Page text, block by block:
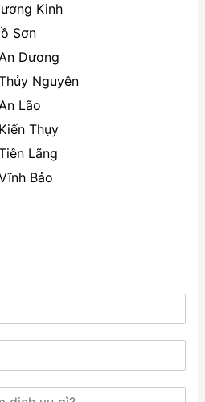
Kinh
Sơn
Dương
Nguyên
Lão
Thụy
Lãng
Bảo